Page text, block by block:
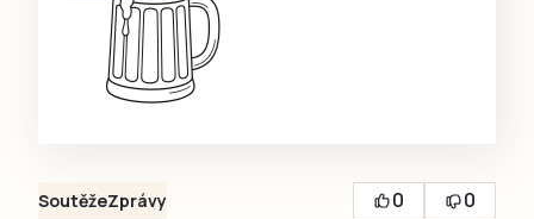
SoutěžeZprávy 0
0